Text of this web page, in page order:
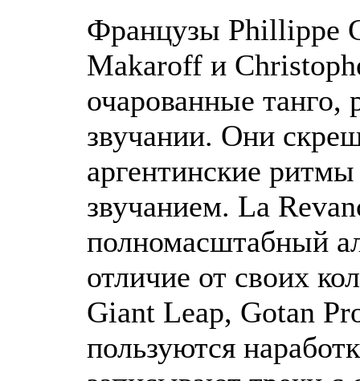
Французы Phillippe
Makaroff и
очарованные танго,
звучании. Они
аргентинские
звучанием. La
полномасштабный
отличие от своих
Giant Leap, Gotan
пользуются